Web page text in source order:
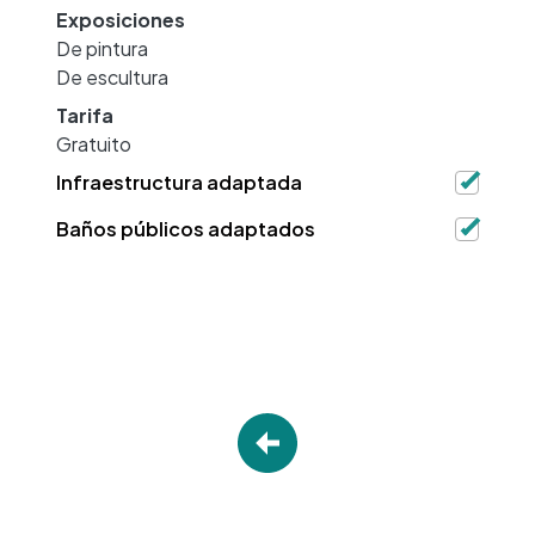
Exposiciones
De pintura
De escultura
Tarifa
Gratuito
Infraestructura adaptada
Baños públicos adaptados